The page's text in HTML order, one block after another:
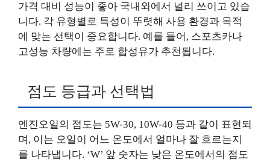
가격 대비 성능이 좋아 국내외에서 널리 쓰이고 있습
니다. 각 유형별로 특성이 뚜렷해 사용 환경과 목적
에 맞는 선택이 중요합니다. 예를 들어, 스포츠카나
고성능 차량에는 주로 합성유가 추천됩니다.
점도 등급과 선택법
엔진오일의 점도는 5W-30, 10W-40 등과 같이 표현되
며, 이는 오일이 어느 온도에서 얼마나 잘 흐르는지
를 나타냅니다. ‘W’ 앞 숫자는 낮은 온도에서의 점도